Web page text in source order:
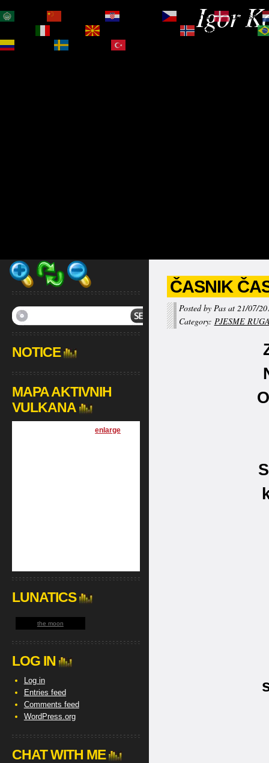
Igor
ČASNIK
Posted by Pas at 21/07/
Category: PJESME
NOTICE
MAPA AKTIVNIH
VULKANA
[enlarge
LUNATICS
the moon
LOG IN
Log in
Entries feed
Comments feed
WordPress.org
CHAT WITH ME
Čeština‎
Dansk
Norsk bokmål